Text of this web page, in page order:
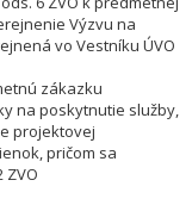
Výzvu na
vo Vestníku ÚVO
zákazku
na poskytnutie služby,
projektovej
pričom sa
ZVO